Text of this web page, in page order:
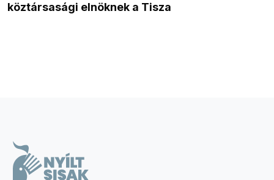
köztársasági elnöknek a Tisza